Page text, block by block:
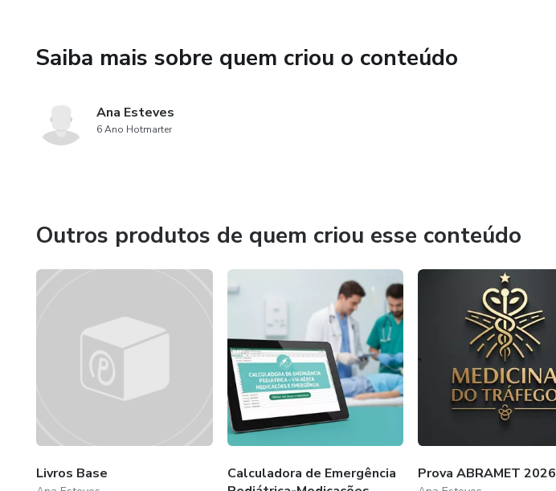
Saiba mais sobre quem criou o conteúdo
Ana Esteves
6 Ano Hotmarter
Outros produtos de quem criou esse conteúdo
Livros Base
Calculadora de Emergência
Prova ABRAMET 2026